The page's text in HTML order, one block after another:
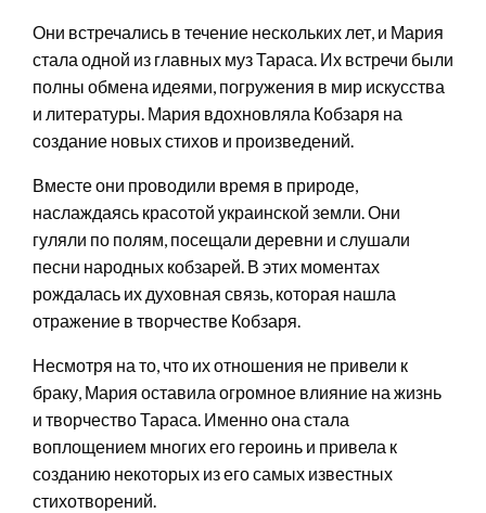
Они встречались в течение нескольких лет, и Мария
стала одной из главных муз Тараса. Их встречи были
полны обмена идеями, погружения в мир искусства
и литературы. Мария вдохновляла Кобзаря на
создание новых стихов и произведений.
Вместе они проводили время в природе,
наслаждаясь красотой украинской земли. Они
гуляли по полям, посещали деревни и слушали
песни народных кобзарей. В этих моментах
рождалась их духовная связь, которая нашла
отражение в творчестве Кобзаря.
Несмотря на то, что их отношения не привели к
браку, Мария оставила огромное влияние на жизнь
и творчество Тараса. Именно она стала
воплощением многих его героинь и привела к
созданию некоторых из его самых известных
стихотворений.